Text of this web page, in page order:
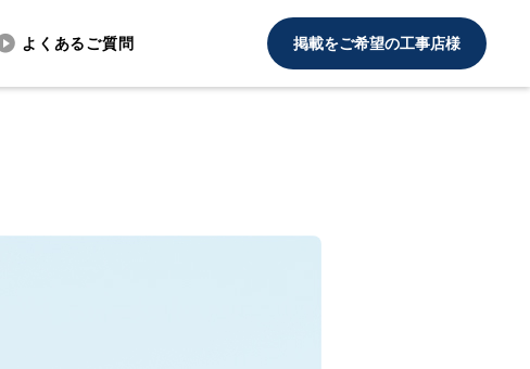
よくあるご質問 掲載をご希望の工事店様